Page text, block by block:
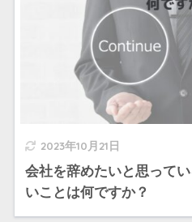
2023年10月21日
会社を辞めたいと思って
いことは何ですか？